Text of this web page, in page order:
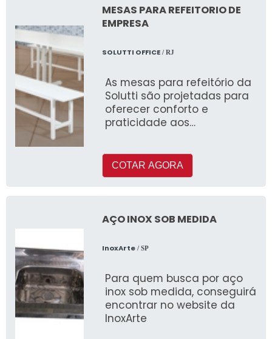
MESAS PARA REFEITORIO DE
EMPRESA
SOLUTTI OFFICE/ RJ
As mesas para refeitório da
Solutti são projetadas para
oferecer conforto e
praticidade aos
modernos e ergonômicos,
essas mesas são
garantindo a higiene e a
durabilidade do mobiliário.
COTAR AGORA
AÇO INOX SOB MEDIDA
InoxArte/ SP
Para quem busca por aço
inox sob medida, conseguirá
encontrar no website da
InoxArte